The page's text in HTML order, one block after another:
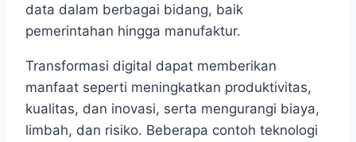
data dalam berbagai bidang, baik
pemerintahan hingga manufaktur.
Transformasi digital dapat memberikan
manfaat seperti meningkatkan produktivitas,
kualitas, dan inovasi, serta mengurangi biaya,
limbah, dan risiko. Beberapa contoh teknologi